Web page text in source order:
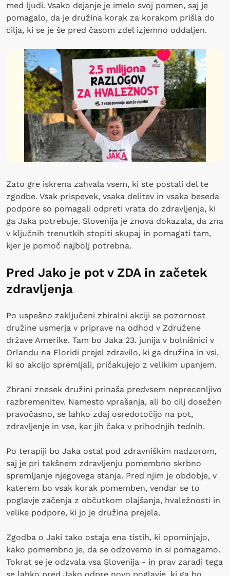
med ljudi. Vsako dejanje je imelo svoj pomen, saj je
pomagalo, da je družina korak za korakom prišla do
cilja, ki se je še pred časom zdel izjemno oddaljen.
Zato gre iskrena zahvala vsem, ki ste postali del te
zgodbe. Vsak prispevek, vsaka delitev in vsaka beseda
podpore so pomagali odpreti vrata do zdravljenja, ki
ga Jaka potrebuje. Slovenija je znova dokazala, da zna
v ključnih trenutkih stopiti skupaj in pomagati tam,
kjer je pomoč najbolj potrebna.
Pred Jako je pot v ZDA in začetek
zdravljenja
Po uspešno zaključeni zbiralni akciji se pozornost
družine usmerja v priprave na odhod v Združene
države Amerike. Tam bo Jaka 23. junija v bolnišnici v
Orlandu na Floridi prejel zdravilo, ki ga družina in vsi,
ki so akcijo spremljali, pričakujejo z velikim upanjem.
Zbrani znesek družini prinaša predvsem neprecenljivo
razbremenitev. Namesto vprašanja, ali bo cilj dosežen
pravočasno, se lahko zdaj osredotočijo na pot,
zdravljenje in vse, kar jih čaka v prihodnjih tednih.
Po terapiji bo Jaka ostal pod zdravniškim nadzorom,
saj je pri takšnem zdravljenju pomembno skrbno
spremljanje njegovega stanja. Pred njim je obdobje, v
katerem bo vsak korak pomemben, vendar se to
poglavje začenja z občutkom olajšanja, hvaležnosti in
velike podpore, ki jo je družina prejela.
Zgodba o Jaki tako ostaja ena tistih, ki opominjajo,
kako pomembno je, da se odzovemo in si pomagamo.
Tokrat se je odzvala vsa Slovenija - in prav zaradi tega